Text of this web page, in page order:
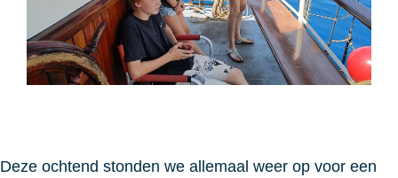
Deze ochtend stonden we allemaal weer op voor een